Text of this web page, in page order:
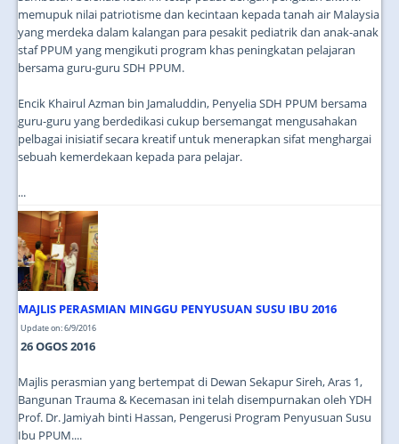
memupuk nilai patriotisme dan kecintaan kepada tanah air Malaysia
yang merdeka dalam kalangan para pesakit pediatrik dan anak-anak
staf PPUM yang mengikuti program khas peningkatan pelajaran
bersama guru-guru SDH PPUM.
Encik Khairul Azman bin Jamaluddin, Penyelia SDH PPUM bersama
guru-guru yang berdedikasi cukup bersemangat mengusahakan
pelbagai inisiatif secara kreatif untuk menerapkan sifat menghargai
sebuah kemerdekaan kepada para pelajar.
...
MAJLIS PERASMIAN MINGGU PENYUSUAN SUSU IBU 2016
Update on: 6/9/2016
26 OGOS 2016
Majlis perasmian yang bertempat di Dewan Sekapur Sireh, Aras 1,
Bangunan Trauma & Kecemasan ini telah disempurnakan oleh YDH
Prof. Dr. Jamiyah binti Hassan, Pengerusi Program Penyusuan Susu
Ibu PPUM....